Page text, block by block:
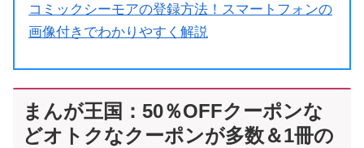
コミックシーモアの登録方法！スマートフォンの
画像付きでわかりやすく解説
まんが王国：50％OFFクーポンな
どオトクなクーポンが多数＆1冊の